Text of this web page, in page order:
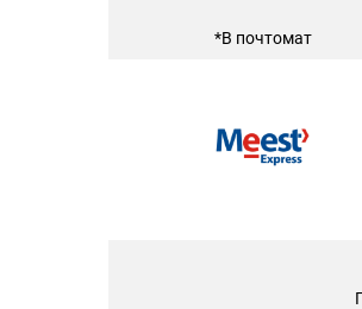
*В почтомат